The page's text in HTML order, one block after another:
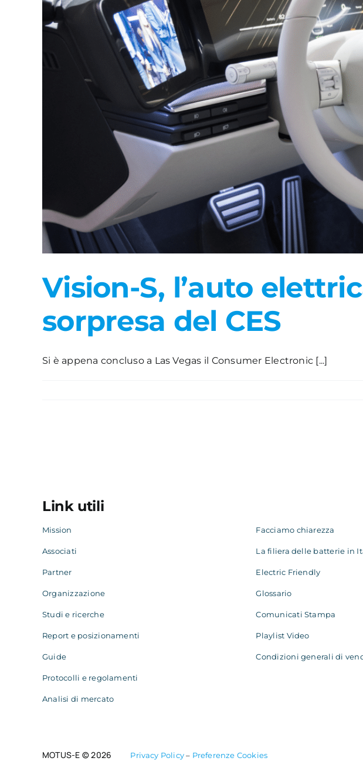
Vision-S, l’auto
sorpresa del CES
Si è appena concluso a Las Vegas il Consumer Electronic [...]
Link utili
Mission
Associati
Partner
Organizzazione
Studi e ricerche
Report e posizionamenti
Guide
Protocolli e regolamenti
Analisi di mercato
Facciamo chiarezza
La filiera delle batterie in
Electric Friendly
Glossario
Comunicati Stampa
Playlist Video
Condizioni generali di
MOTUS-E © 2026 Privacy Policy– Preferenze Cookies